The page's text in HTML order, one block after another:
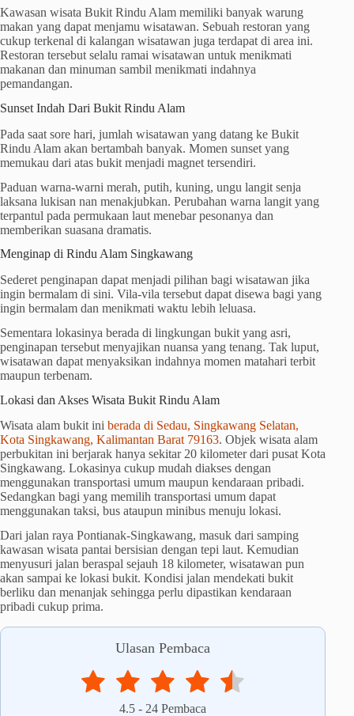
Kawasan wisata Bukit Rindu Alam memiliki banyak warung
makan yang dapat menjamu wisatawan. Sebuah restoran yang
cukup terkenal di kalangan wisatawan juga terdapat di area ini.
Restoran tersebut selalu ramai wisatawan untuk menikmati
makanan dan minuman sambil menikmati indahnya
pemandangan.
Sunset Indah Dari Bukit Rindu Alam
Pada saat sore hari, jumlah wisatawan yang datang ke Bukit
Rindu Alam akan bertambah banyak. Momen sunset yang
memukau dari atas bukit menjadi magnet tersendiri.
Paduan warna-warni merah, putih, kuning, ungu langit senja
laksana lukisan nan menakjubkan. Perubahan warna langit yang
terpantul pada permukaan laut menebar pesonanya dan
memberikan suasana dramatis.
Menginap di Rindu Alam Singkawang
Sederet penginapan dapat menjadi pilihan bagi wisatawan jika
ingin bermalam di sini. Vila-vila tersebut dapat disewa bagi yang
ingin bermalam dan menikmati waktu lebih leluasa.
Sementara lokasinya berada di lingkungan bukit yang asri,
penginapan tersebut menyajikan nuansa yang tenang. Tak luput,
wisatawan dapat menyaksikan indahnya momen matahari terbit
maupun terbenam.
Lokasi dan Akses Wisata Bukit Rindu Alam
Wisata alam bukit ini berada di Sedau, Singkawang Selatan,
Kota Singkawang, Kalimantan Barat 79163. Objek wisata alam
perbukitan ini berjarak hanya sekitar 20 kilometer dari pusat Kota
Singkawang. Lokasinya cukup mudah diakses dengan
menggunakan transportasi umum maupun kendaraan pribadi.
Sedangkan bagi yang memilih transportasi umum dapat
menggunakan taksi, bus ataupun minibus menuju lokasi.
Dari jalan raya Pontianak-Singkawang, masuk dari samping
kawasan wisata pantai bersisian dengan tepi laut. Kemudian
menyusuri jalan beraspal sejauh 18 kilometer, wisatawan pun
akan sampai ke lokasi bukit. Kondisi jalan mendekati bukit
berliku dan menanjak sehingga perlu dipastikan kendaraan
pribadi cukup prima.
Ulasan Pembaca
4.5 - 24 Pembaca